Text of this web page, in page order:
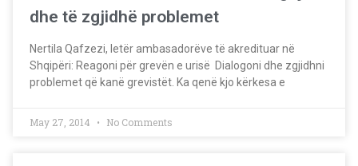
dhe të zgjidhë problemet
Nertila Qafzezi, letër ambasadorëve të akredituar në
Shqipëri: Reagoni për grevën e urisë Dialogoni dhe zgjidhni
problemet që kanë grevistët. Ka qenë kjo kërkesa e
May 27, 2014 No Comments